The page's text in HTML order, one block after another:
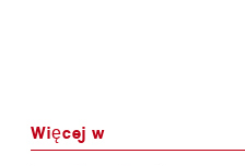
Więcej w